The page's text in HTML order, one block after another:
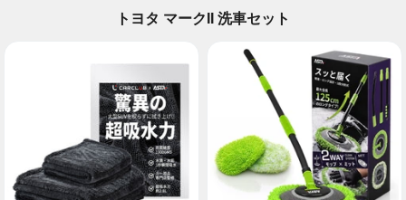
トヨタ マークII 洗車セット